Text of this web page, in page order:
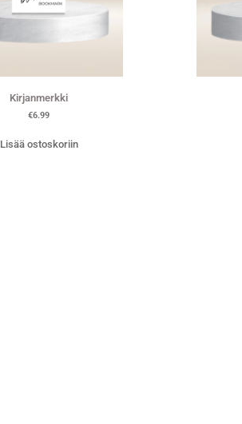
Kirjanmerkki
€6.99
Lisää ostoskoriin